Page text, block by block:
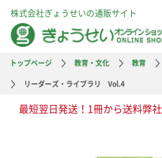
株式会社ぎょうせいの通販サイト
トップページ 教育・文化 教育
リーダーズ・ライブラリ Vol.4
最短翌日発送！1冊から送料弊